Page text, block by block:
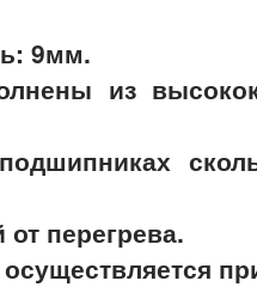
9мм.
из
перегрева.